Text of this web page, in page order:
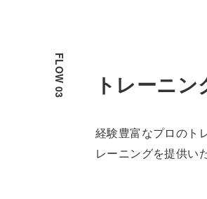
トレーニン
経験豊富なプロのト
レーニングを提供い